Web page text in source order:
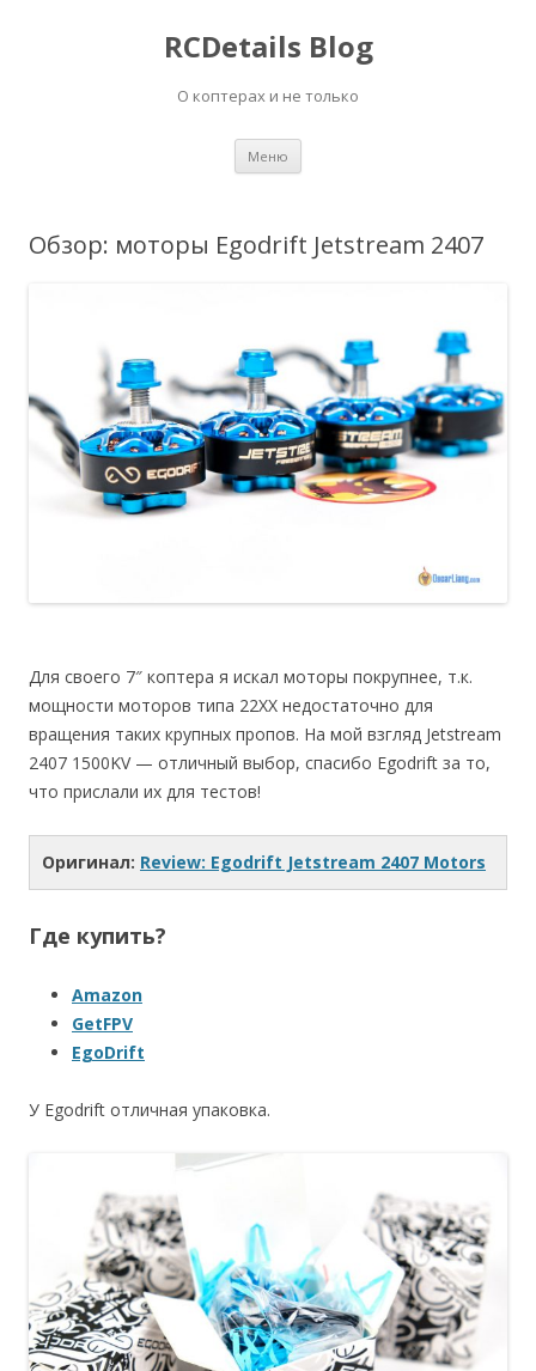
RCDetails Blog
О коптерах и не только
Меню
Обзор: моторы Egodrift Jetstream 2407
Для своего 7″ коптера я искал моторы покрупнее, т.к.
мощности моторов типа 22ХХ недостаточно для
вращения таких крупных пропов. На мой взгляд Jetstream
2407 1500KV — отличный выбор, спасибо Egodrift за то,
что прислали их для тестов!
Оригинал: Review: Egodrift Jetstream 2407 Motors
Где купить?
Amazon
GetFPV
EgoDrift
У Egodrift отличная упаковка.